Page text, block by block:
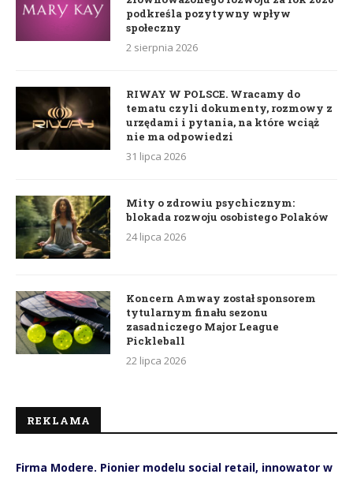
podkreśla pozytywny wpływ
społeczny
2 sierpnia 2026
RIWAY W POLSCE. Wracamy do
tematu czyli dokumenty, rozmowy z
urzędami i pytania, na które wciąż
nie ma odpowiedzi
31 lipca 2026
Mity o zdrowiu psychicznym:
blokada rozwoju osobistego Polaków
24 lipca 2026
Koncern Amway został sponsorem
tytularnym finału sezonu
zasadniczego Major League
Pickleball
22 lipca 2026
REKLAMA
Firma Modere. Pionier modelu social retail, innowator w